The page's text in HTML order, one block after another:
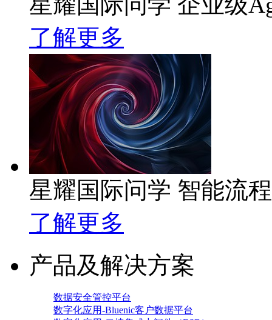
了解更多
星耀国际问学 智能流
了解更多
产品及解决方案
数据安全管控平台
数字化应用-Bluenic客户数据平台